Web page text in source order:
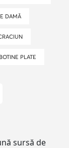
DAMĂ
BOTINE PLATE
sursă de